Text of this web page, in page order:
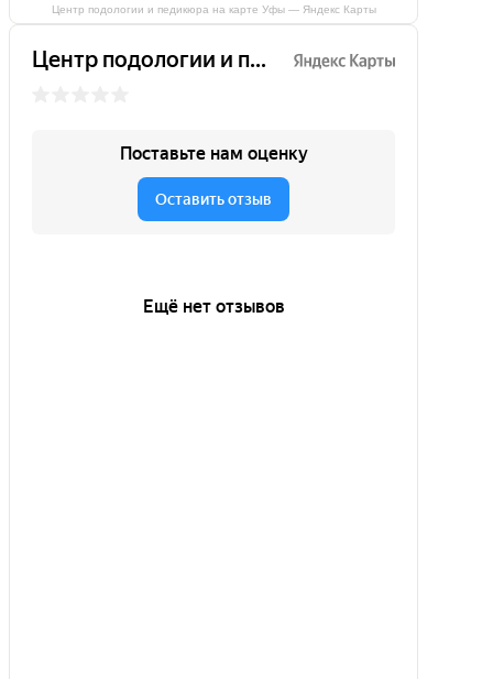
Центр подологии и педикюра на карте Уфы — Яндекс Карты